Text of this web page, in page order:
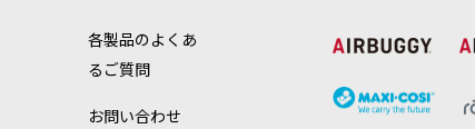
各製品のよくあ
るご質問
お問い合わせ